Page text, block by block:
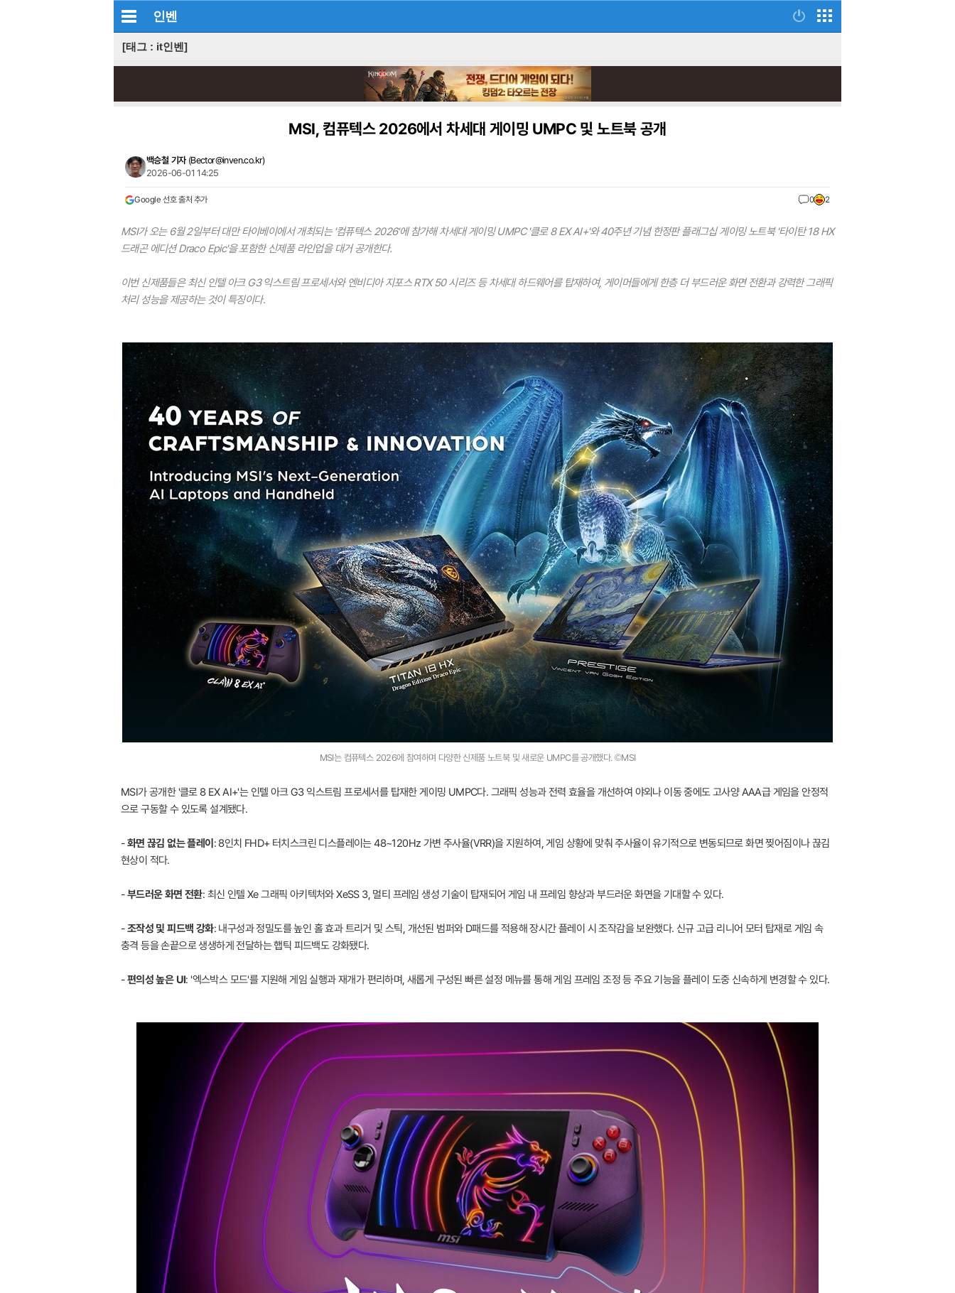
인벤
[태그 : it인벤]
MSI, 컴퓨텍스 2026에서 차세대 게이밍 UMPC 및 노트북 공개
백승철 기자 (Bector@inven.co.kr)
2026-06-01 14:25
Google 선호 출처 추가 0 2
MSI가 오는 6월 2일부터 대만 타이베이에서 개최되는 '컴퓨텍스 2026'에 참가해 차세대 게이밍 UMPC '클로 8 EX AI+'와 40주년 기념 한정판 플래그십 게이밍 노트북 '타이탄 18 HX
드래곤 에디션 Draco Epic'을 포함한 신제품 라인업을 대거 공개한다.
이번 신제품들은 최신 인텔 아크 G3 익스트림 프로세서와 엔비디아 지포스 RTX 50 시리즈 등 차세대 하드웨어를 탑재하여, 게이머들에게 한층 더 부드러운 화면 전환과 강력한 그래픽
처리 성능을 제공하는 것이 특징이다.
MSI는 컴퓨텍스 2026에 참여하며 다양한 신제품 노트북 및 새로운 UMPC를 공개했다. ©MSI
MSI가 공개한 '클로 8 EX AI+'는 인텔 아크 G3 익스트림 프로세서를 탑재한 게이밍 UMPC다. 그래픽 성능과 전력 효율을 개선하여 야외나 이동 중에도 고사양 AAA급 게임을 안정적
으로 구동할 수 있도록 설계됐다.
-화면 끊김 없는 플레이 : 8인치 FHD+ 터치스크린 디스플레이는 48~120Hz 가변 주사율(VRR)을 지원하여, 게임 상황에 맞춰 주사율이 유기적으로 변동되므로 화면 찢어짐이나 끊김
현상이 적다.
-부드러운 화면 전환: 최신 인텔 Xe 그래픽 아키텍처와 XeSS 3, 멀티 프레임 생성 기술이 탑재되어 게임 내 프레임 향상과 부드러운 화면을 기대할 수 있다.
-조작성 및 피드백 강화: 내구성과 정밀도를 높인 홀 효과 트리거 및 스틱, 개선된 범퍼와 D패드를 적용해 장시간 플레이 시 조작감을 보완했다. 신규 고급 리니어 모터 탑재로 게임 속
충격 등을 손끝으로 생생하게 전달하는 햅틱 피드백도 강화됐다.
-편의성 높은 UI: '엑스박스 모드'를 지원해 게임 실행과 재개가 편리하며, 새롭게 구성된 빠른 설정 메뉴를 통해 게임 프레임 조정 등 주요 기능을 플레이 도중 신속하게 변경할 수 있다.